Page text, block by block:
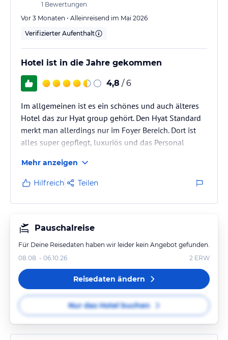
1 Bewertungen
Vor 3 Monaten • Alleinreisend im Mai 2026
Verifizierter Aufenthalt
Hotel ist in die Jahre gekommen
4,8 / 6
Im allgemeinen ist es ein schönes und auch älteres
Hotel das zur Hyat group gehört. Den Hyat Standard
merkt man allerdings nur im Foyer Bereich. Dort ist
alles super gepflegt, luxuriös und das Personal
Sonst ist das Personal nicht immer freundlich und
hilfsbereit selbst wenn man, wie ich viel Trinkgeld
gibt. Die Dame an der Poolbar hat mich nie
angelächelt und machte die drinks wie sie es wollte
Personal selten lächeln und am Gast…
Mehr anzeigen
Hilfreich Teilen
Pauschalreise
Für Deine Reisedaten haben wir leider kein Angebot gefunden.
08.08. - 06.10.26
2 ERW
Reisedaten ändern
Nur das Hotel buchen